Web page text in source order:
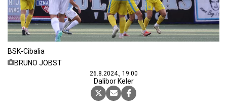
BSK-Cibalia
BRUNO JOBST
26.8.2024., 19:00
Dalibor Keler